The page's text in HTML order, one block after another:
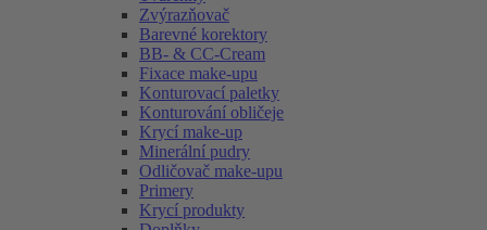
Zvýrazňovač
Barevné korektory
BB- & CC-Cream
Fixace make-upu
Konturovací paletky
Konturování obličeje
Krycí make-up
Minerální pudry
Odličovač make-upu
Primery
Krycí produkty